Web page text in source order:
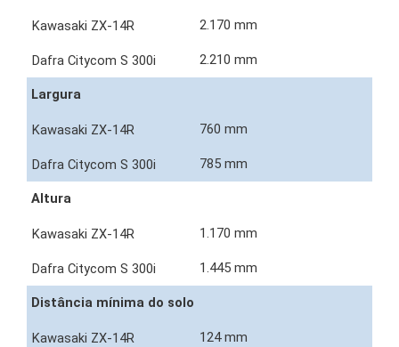
2.170 mm
2.210 mm
Largura
760 mm
785 mm
Altura
1.170 mm
1.445 mm
Distância mínima do solo
124 mm